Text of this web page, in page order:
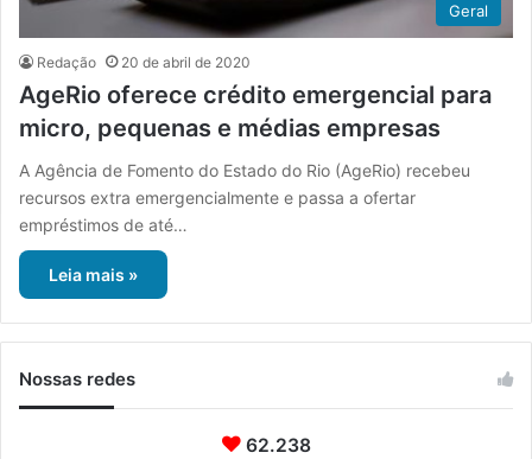
Geral
Redação 20 de abril de 2020
AgeRio oferece crédito emergencial para
micro, pequenas e médias empresas
A Agência de Fomento do Estado do Rio (AgeRio) recebeu
recursos extra emergencialmente e passa a ofertar
empréstimos de até…
Leia mais »
Nossas redes
62.238